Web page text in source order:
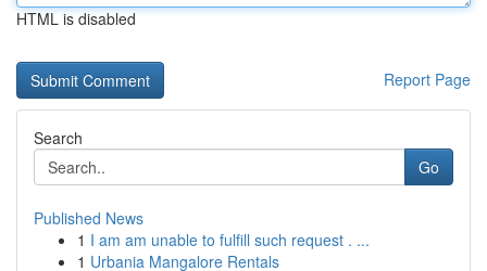
HTML is disabled
Report Page
Search
Go
Published News
1 I am am unable to fulfill such request . ...
1 Urbania Mangalore Rentals